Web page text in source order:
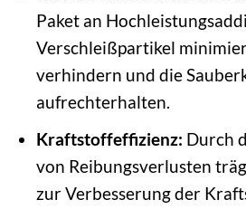
Paket an
Verschleißpartikel
verhindern und die
aufrechterhalten.
Kraftstoffeffizienz: Durch
von Reibungsverlusten
zur Verbesserung der